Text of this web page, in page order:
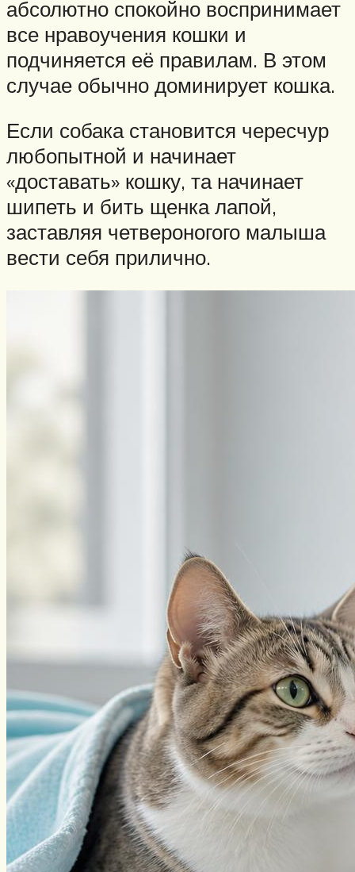
абсолютно спокойно воспринимает
все нравоучения кошки и
подчиняется её правилам. В этом
случае обычно доминирует кошка.
Если собака становится чересчур
любопытной и начинает
«доставать» кошку, та начинает
шипеть и бить щенка лапой,
заставляя четвероногого малыша
вести себя прилично.